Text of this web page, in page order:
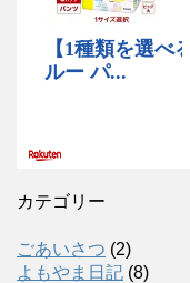
カテゴリー
ごあいさつ (2)
よもやま日記 (8)